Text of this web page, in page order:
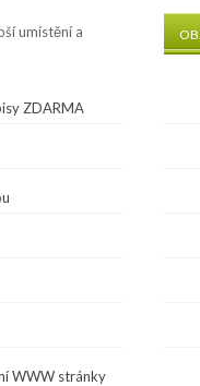
umístění a
ZDARMA
WWW stránky